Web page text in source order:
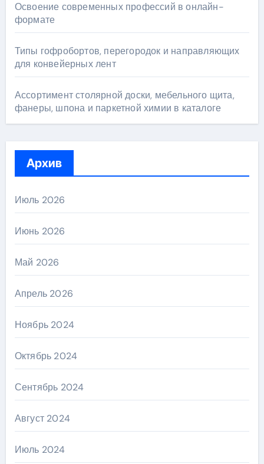
Освоение современных профессий в онлайн-
формате
Типы гофробортов, перегородок и направляющих
для конвейерных лент
Ассортимент столярной доски, мебельного щита,
фанеры, шпона и паркетной химии в каталоге
Архив
Июль 2026
Июнь 2026
Май 2026
Апрель 2026
Ноябрь 2024
Октябрь 2024
Сентябрь 2024
Август 2024
Июль 2024